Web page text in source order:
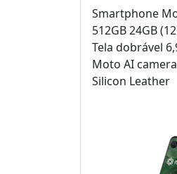
Smartphone
512GB 24GB
Tela dobrável
Moto AI
Silicon Leather